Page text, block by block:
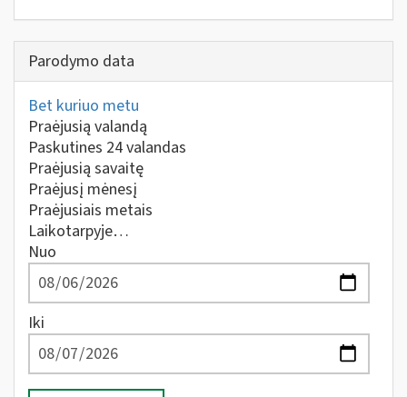
Parodymo data
Bet kuriuo metu
Praėjusią valandą
Paskutines 24 valandas
Praėjusią savaitę
Praėjusį mėnesį
Praėjusiais metais
Laikotarpyje…
Nuo
Iki